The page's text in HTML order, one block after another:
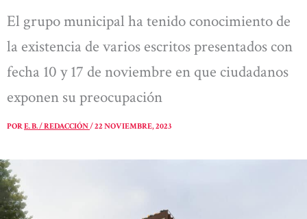
El grupo municipal ha tenido conocimiento de
la existencia de varios escritos presentados con
fecha 10 y 17 de noviembre en que ciudadanos
exponen su preocupación
PORE. B. / REDACCIÓN/22 NOVIEMBRE, 2023